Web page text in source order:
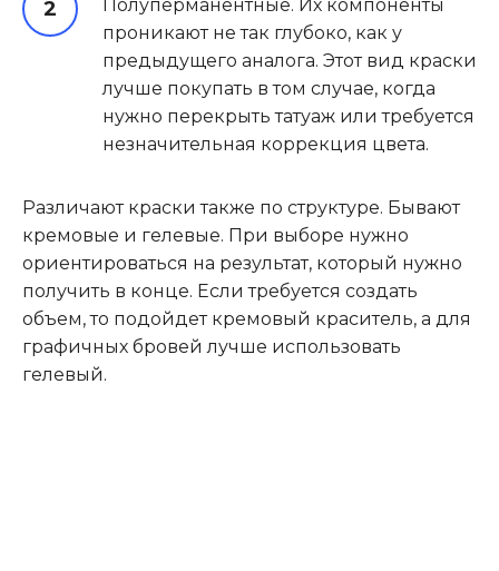
Полуперманентные. Их компоненты
проникают не так глубоко, как у
предыдущего аналога. Этот вид краски
лучше покупать в том случае, когда
нужно перекрыть татуаж или требуется
незначительная коррекция цвета.
Различают краски также по структуре. Бывают
кремовые и гелевые. При выборе нужно
ориентироваться на результат, который нужно
получить в конце. Если требуется создать
объем, то подойдет кремовый краситель, а для
графичных бровей лучше использовать
гелевый.